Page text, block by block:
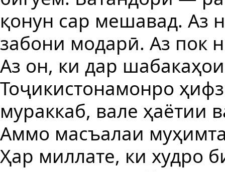
қонун сар мешавад. Аз
забони модарӣ. Аз пок
Аз он, ки дар
Тоҷикистонамонро
мураккаб, вале ҳаётии
Аммо масъалаи
Ҳар миллате, ки худро